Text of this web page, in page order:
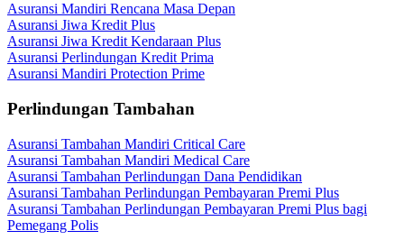
Asuransi Mandiri Rencana Masa Depan
Asuransi Jiwa Kredit Plus
Asuransi Jiwa Kredit Kendaraan Plus
Asuransi Perlindungan Kredit Prima
Asuransi Mandiri Protection Prime
Perlindungan Tambahan
Asuransi Tambahan Mandiri Critical Care
Asuransi Tambahan Mandiri Medical Care
Asuransi Tambahan Perlindungan Dana Pendidikan
Asuransi Tambahan Perlindungan Pembayaran Premi Plus
Asuransi Tambahan Perlindungan Pembayaran Premi Plus bagi
Pemegang Polis